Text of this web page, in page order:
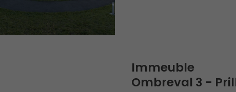
Immeuble
Ombreval 3 -